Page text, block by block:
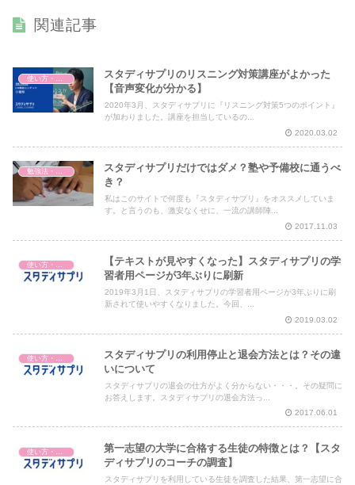
関連記事
スタディサプリのリスニング対策講座がよかった
【音声変化が分かる】
2020年3月、スタディサプリに『リスニング対策5つのポイント』
が加わりました。講座を担当しているの...
2020.03.02
勉強法・暗記法
スタディサプリだけではダメ？塾や予備校に通うべ
き？
私はこのサイトで何度も『スタディサプリ』をオススメしていま
す。と言うのも、激安なくせに、一流の講師陣...
2017.11.03
使い方・料金・解約
【テキストが見やすくなった】スタディサプリの学
習者用ページが3年ぶりに刷新
2019年3月1日、スタディサプリの学習者用ページが3年ぶりに刷
新されて使いやすくなりました。今回、...
2019.03.02
使い方・料金・解約
スタディサプリの利用停止と退会方法とは？その違
いについて
スタディサプリの退会の仕方がよく分からない・・・。その疑問に
お答えします。スタディサプリの退会方法っ...
2017.06.01
使い方・料金・解約
第一志望の大学に合格する生徒の特徴とは？【スタ
ディサプリのコーチの調査】
スタディサプリを利用している生徒を調査した結果、第一志望に合